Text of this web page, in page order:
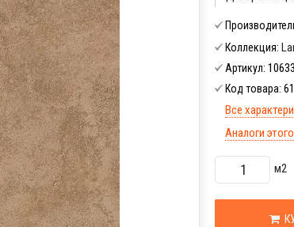
Коллекция:
Артикул: 10633
Код товара:
Все
Аналоги
м2